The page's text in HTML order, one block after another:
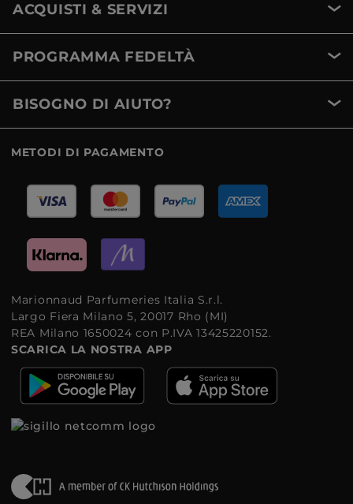
ACQUISTI & SERVIZI
PROGRAMMA FEDELTÀ
BISOGNO DI AIUTO?
METODI DI PAGAMENTO
Marionnaud Parfumeries Italia S.r.l.
Largo Fiera Milano 5, 20017 Rho (MI)
REA Milano 1650024 con P.IVA 13425220152.
SCARICA LA NOSTRA APP